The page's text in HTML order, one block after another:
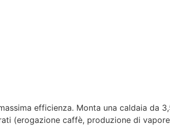
efficienza. Monta una caldaia da
(erogazione caffè, produzione di